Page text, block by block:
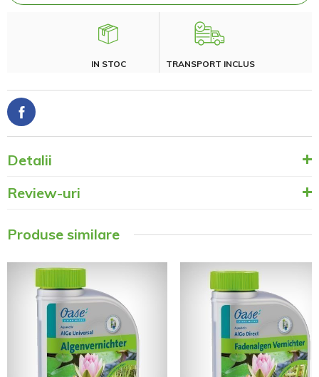
IN STOC TRANSPORT INCLUS
Detalii
Review-uri
Produse similare